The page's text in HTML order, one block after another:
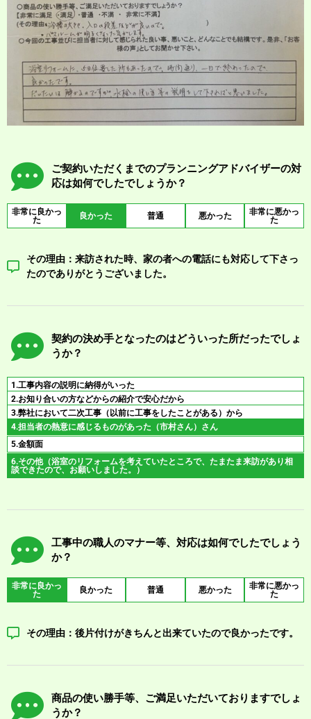
ご契約いただくまでのプランニングアドバイザーの対
応は如何でしたでしょうか？
非常に良かっ
た
良かった 普通 悪かった
非常に悪かっ
た
その理由：来訪された時、家の者への電話にも対応して下さっ
たのでありがとうございました。
契約の決め手となったのはどういった所だったでしょ
うか？
1.工事内容の説明に納得がいった
2.お知り合いの方などからの紹介で安心だから
3.弊社において二次工事（以前に工事をしたことがある）から
4.担当者の熱意に感じるものがあった（市村さん）さん
5.金額面
6.その他（浴室のリフォームを考えていたところで、たまたま来訪があり相
談できたので、お願いしました。）
工事中の職人のマナー等、対応は如何でしたでしょう
か？
非常に良かっ
た
良かった 普通 悪かった
非常に悪かっ
た
その理由：後片付けがきちんと出来ていたので良かったです。
商品の使い勝手等、ご満足いただいておりますでしょ
うか？